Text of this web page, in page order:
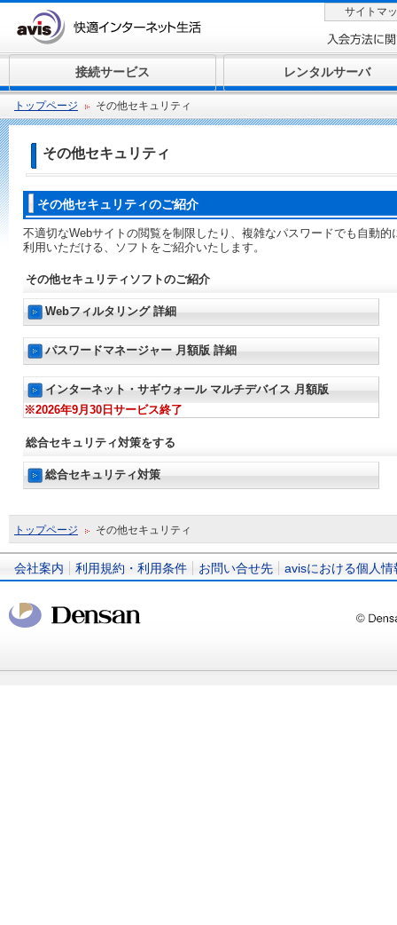
サイトマ
接続サービス レンタルサーバ
トップページ その他セキュリティ
その他セキュリティ
その他セキュリティのご紹介
不適切なWebサイトの閲覧を制限したり、複雑なパスワードでも自動
利用いただける、ソフトをご紹介いたします。
その他セキュリティソフトのご紹介
Webフィルタリング 詳細
パスワードマネージャー 月額版 詳細
インターネット・サギウォール マルチデバイス 月額版
※2026年9月30日サービス終了
総合セキュリティ対策をする
総合セキュリティ対策
トップページ その他セキュリティ
会社案内 利用規約・利用条件 お問い合せ先 avisにおける個人